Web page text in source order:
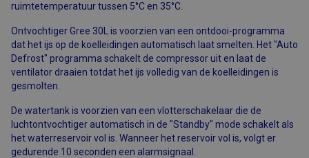
ruimtetemperatuur tussen 5°C en 35°C.
Ontvochtiger Gree 30L is voorzien van een ontdooi-programma
dat het ijs op de koelleidingen automatisch laat smelten. Het "Auto
Defrost" programma schakelt de compressor uit en laat de
ventilator draaien totdat het ijs volledig van de koelleidingen is
gesmolten.
De watertank is voorzien van een vlotterschakelaar die de
luchtontvochtiger automatisch in de "Standby" mode schakelt als
het waterreservoir vol is. Wanneer het reservoir vol is, volgt er
gedurende 10 seconden een alarmsignaal.